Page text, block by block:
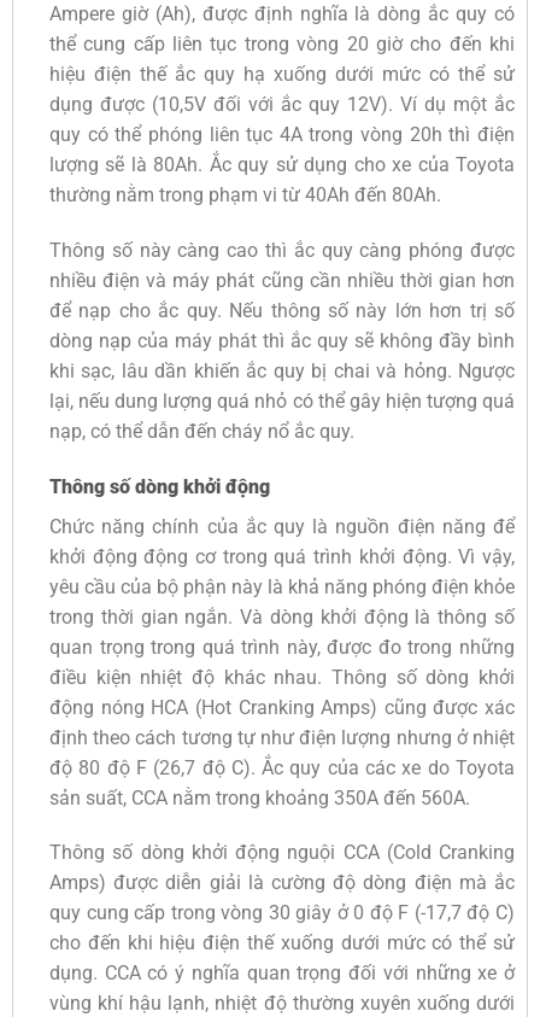
Ampere giờ (Ah), được định nghĩa là dòng ắc quy có
thể cung cấp liên tục trong vòng 20 giờ cho đến khi
hiệu điện thế ắc quy hạ xuống dưới mức có thể sử
dụng được (10,5V đối với ắc quy 12V). Ví dụ một ắc
quy có thể phóng liên tục 4A trong vòng 20h thì điện
lượng sẽ là 80Ah. Ắc quy sử dụng cho xe của Toyota
thường nằm trong phạm vi từ 40Ah đến 80Ah.
Thông số này càng cao thì ắc quy càng phóng được
nhiều điện và máy phát cũng cần nhiều thời gian hơn
để nạp cho ắc quy. Nếu thông số này lớn hơn trị số
dòng nạp của máy phát thì ắc quy sẽ không đầy bình
khi sạc, lâu dần khiến ắc quy bị chai và hỏng. Ngược
lại, nếu dung lượng quá nhỏ có thể gây hiện tượng quá
nạp, có thể dẫn đến cháy nổ ắc quy.
Thông số dòng khởi động
Chức năng chính của ắc quy là nguồn điện năng để
khởi động động cơ trong quá trình khởi động. Vì vậy,
yêu cầu của bộ phận này là khả năng phóng điện khỏe
trong thời gian ngắn. Và dòng khởi động là thông số
quan trọng trong quá trình này, được đo trong những
điều kiện nhiệt độ khác nhau. Thông số dòng khởi
động nóng HCA (Hot Cranking Amps) cũng được xác
định theo cách tương tự như điện lượng nhưng ở nhiệt
độ 80 độ F (26,7 độ C). Ắc quy của các xe do Toyota
sản suất, CCA nằm trong khoảng 350A đến 560A.
Thông số dòng khởi động nguội CCA (Cold Cranking
Amps) được diễn giải là cường độ dòng điện mà ắc
quy cung cấp trong vòng 30 giây ở 0 độ F (-17,7 độ C)
cho đến khi hiệu điện thế xuống dưới mức có thể sử
dụng. CCA có ý nghĩa quan trọng đối với những xe ở
vùng khí hậu lạnh, nhiệt độ thường xuyên xuống dưới